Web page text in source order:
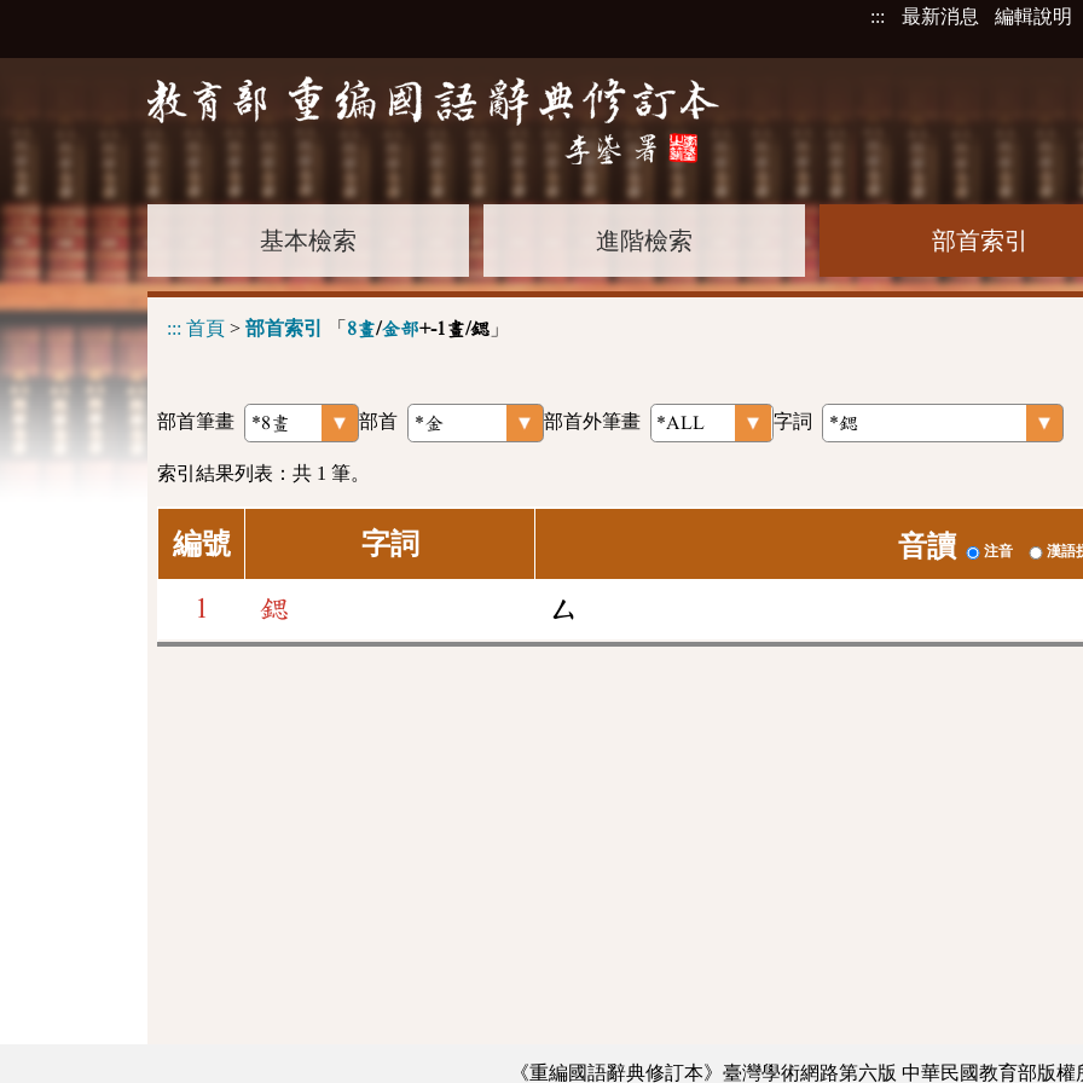
::: 最新消息 編輯說明
基本檢索 進階檢索 部首索引
::: 首頁 > 部首索引 「 8畫/金部+-1畫/鍶 」
部首筆畫 部首 部首外筆畫 字詞
索引結果列表：共 1 筆。
編號 字詞 音讀 注音 漢語
1 鍶 ㄙ
《重編國語辭典修訂本》臺灣學術網路第六版 中華民國教育部版權